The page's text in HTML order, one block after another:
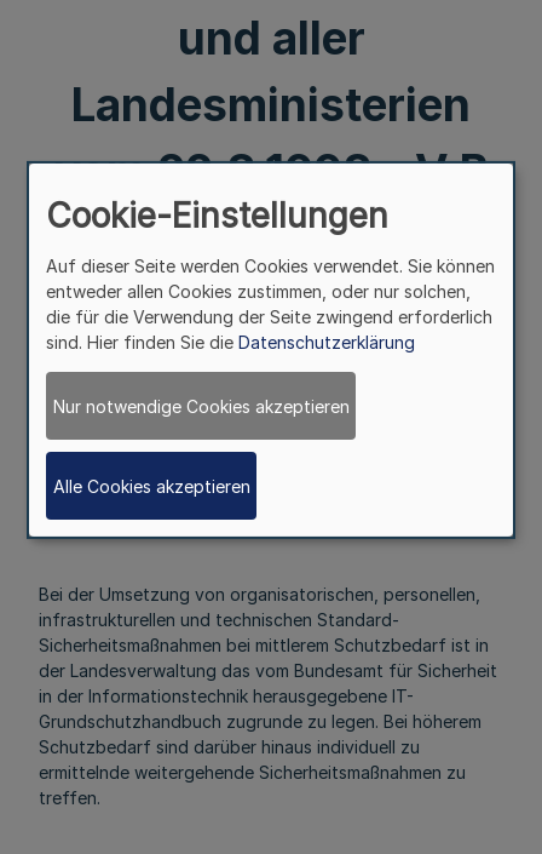
und aller
Landesministerien
vom 22.8.1998 - V B
1/51-70.00
Mehr
Anwendung des IT-Grundschutzhandbuches
- Maßnahmenempfehlungen für den mittleren
Schutzbedarf -
(IT-Grundschutzhandbuch)
Ministerpräsidenten und aller Landesministerien
vom 22.8.1998 -
Bei der Umsetzung von organisatorischen, personellen,
infrastrukturellen und technischen Standard-
Sicherheitsmaßnahmen bei mittlerem Schutzbedarf ist in
der Landesverwaltung das vom Bundesamt für Sicherheit
in der Informationstechnik herausgegebene IT-
Grundschutzhandbuch zugrunde zu legen. Bei höherem
Schutzbedarf sind darüber hinaus individuell zu
ermittelnde weitergehende Sicherheitsmaßnahmen zu
treffen.
Cookie-Einstellungen
Auf dieser Seite werden Cookies verwendet. Sie können
entweder allen Cookies zustimmen, oder nur solchen,
die für die Verwendung der Seite zwingend erforderlich
sind. Hier finden Sie die Datenschutzerklärung
Nur notwendige Cookies akzeptieren
Alle Cookies akzeptieren